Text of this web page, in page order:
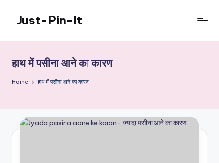
content
Just-Pin-It
हाथ में पसीना आने का कारण
Home हाथ में पसीना आने का कारण